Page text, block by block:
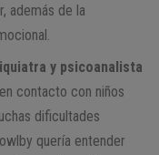
además de la
y psicoanalista
contacto con niños
dificultades
quería entender